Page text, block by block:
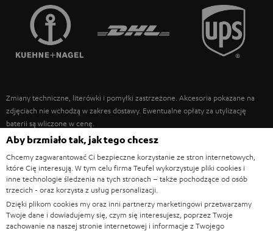
GŁOŚNIKI
ULTIMA
FANSHOP
NOWOŚCI
TEUFEL STORY
ZARZĄD
WARTOŚCI
FRANCJA
POLSKA
WŁOCHY
STANY ZJEDNOCZONE
INNE KRAJE
Zmiany techniczne, literówki i pomyłki zastrzeżone. Akcesoria pokazane na
zdjęciach nie wchodzą w zakres dostawy. Ewentualne opłaty za utylizację
baterii są wliczone w cenę.
©2026 Lautsprecher Teufel GmbH - All rights reserved.
Nota prawna OWH
Polityka prywatności
Ustawienia ochrony prywatności
EU Data Act
Aby brzmiało tak, jak tego chcesz
Chcemy zagwarantować Ci bezpieczne korzystanie ze stron internetowych,
które Cię interesują. W tym celu firma Teufel wykorzystuje pliki cookies i
inne technologie śledzenia na tych stronach – także pochodzące od osób
trzecich - oraz korzysta z usług personalizacji.
Dzięki plikom cookies my oraz inni partnerzy marketingowi przetwarzamy
Twoje dane i dowiadujemy się, czym się interesujesz, poprzez Twoje
zachowanie na naszej stronie internetowej i informacje z Twojego